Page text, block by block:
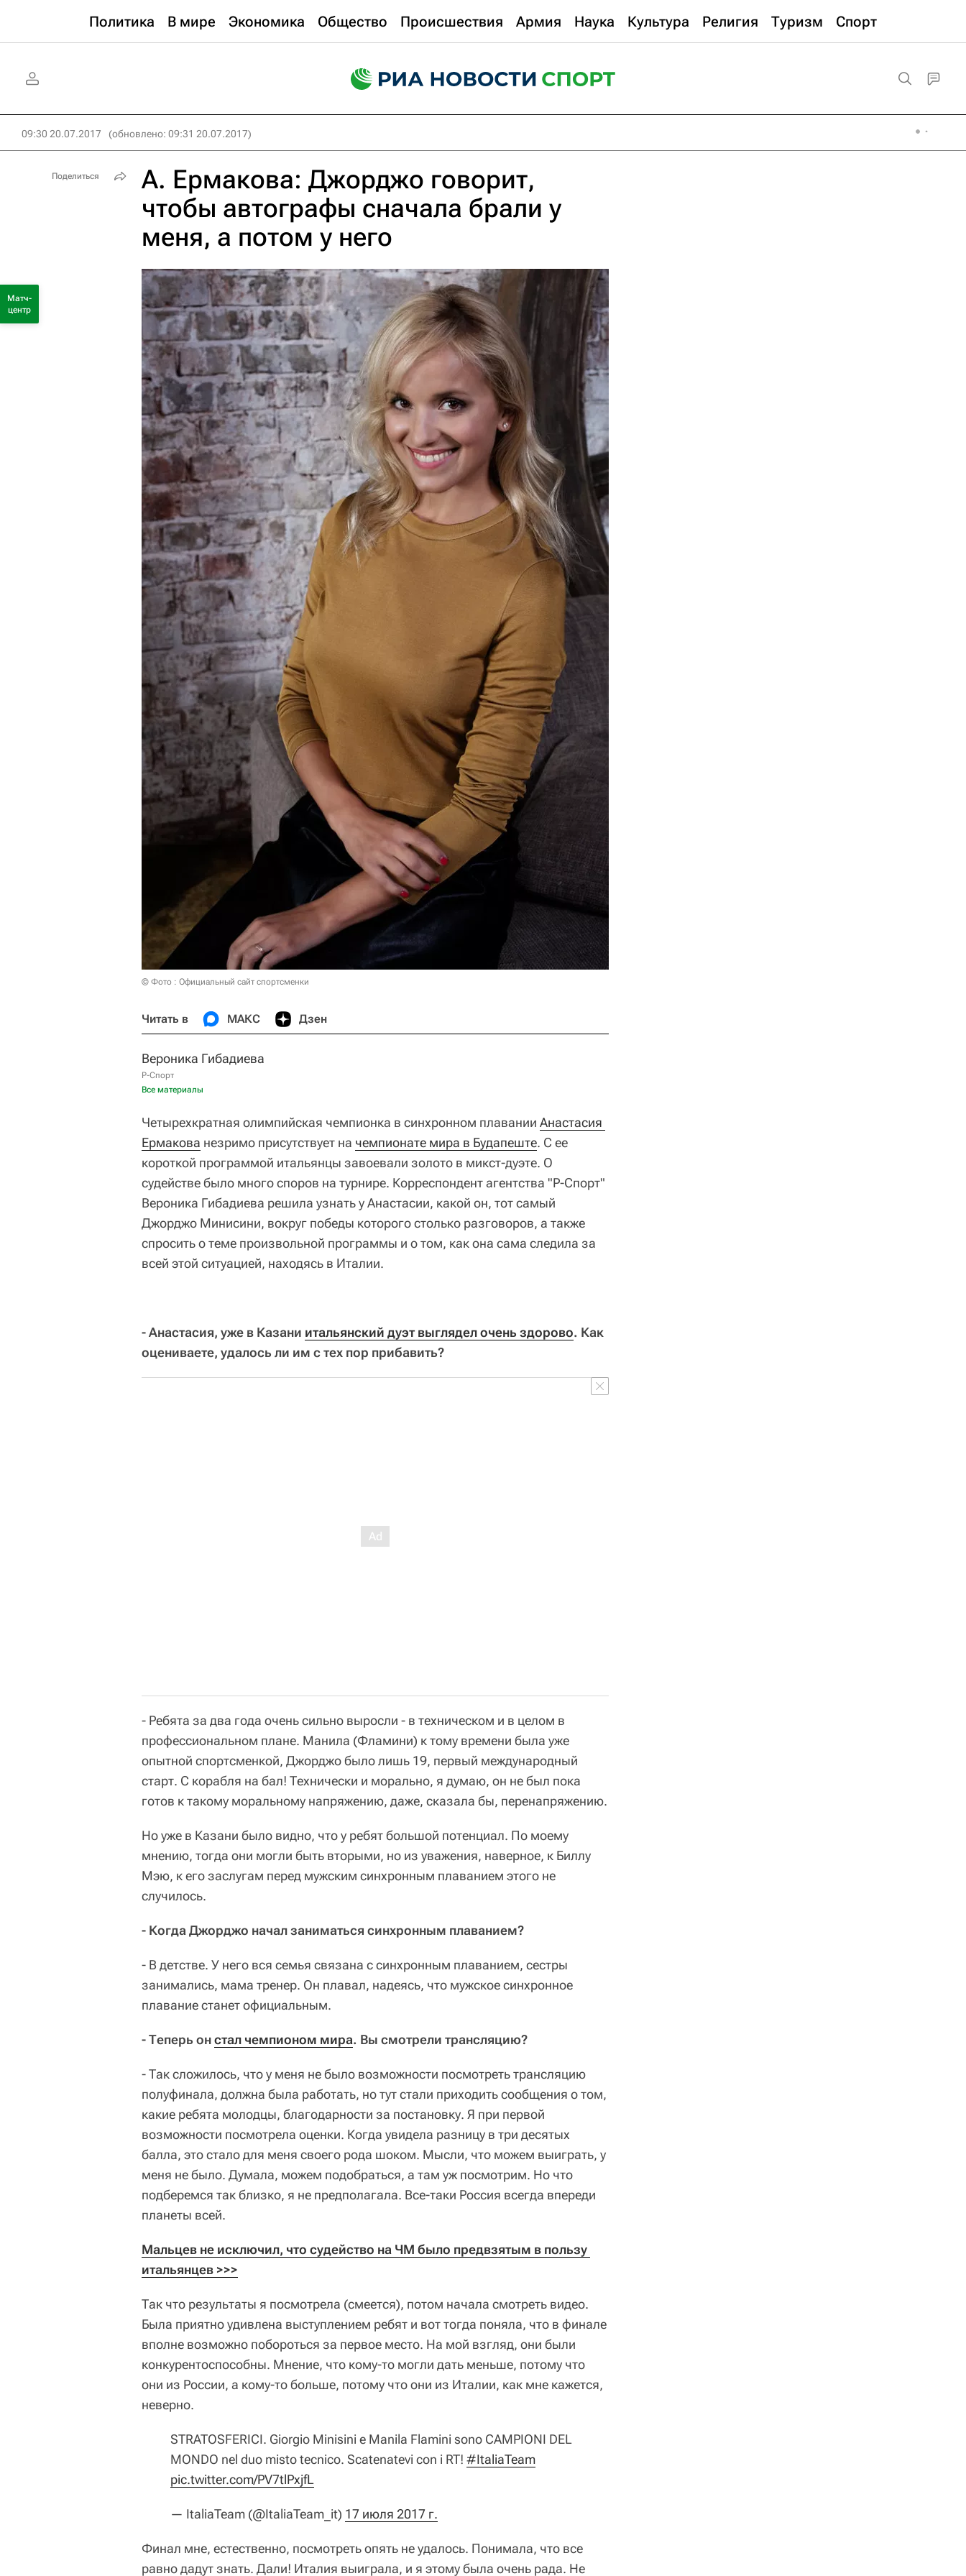
Политика В мире Экономика Общество Происшествия Армия Наука Культура Религия Туризм Спорт
09:30 20.07.2017 (обновлено: 09:31 20.07.2017)
А. Ермакова: Джорджо говорит,
чтобы автографы сначала брали у
меня, а потом у него
© Фото : Официальный сайт спортсменки
Читать в МАКС Дзен
Вероника Гибадиева
Р-Спорт
Все материалы
Четырехкратная олимпийская чемпионка в синхронном плавании Анастасия
Ермакова незримо присутствует на чемпионате мира в Будапеште. С ее
короткой программой итальянцы завоевали золото в микст-дуэте. О
судействе было много споров на турнире. Корреспондент агентства "Р-Спорт"
Вероника Гибадиева решила узнать у Анастасии, какой он, тот самый
Джорджо Минисини, вокруг победы которого столько разговоров, а также
спросить о теме произвольной программы и о том, как она сама следила за
всей этой ситуацией, находясь в Италии.
- Анастасия, уже в Казани итальянский дуэт выглядел очень здорово. Как
оцениваете, удалось ли им с тех пор прибавить?
- Ребята за два года очень сильно выросли - в техническом и в целом в
профессиональном плане. Манила (Фламини) к тому времени была уже
опытной спортсменкой, Джорджо было лишь 19, первый международный
старт. С корабля на бал! Технически и морально, я думаю, он не был пока
готов к такому моральному напряжению, даже, сказала бы, перенапряжению.
Но уже в Казани было видно, что у ребят большой потенциал. По моему
мнению, тогда они могли быть вторыми, но из уважения, наверное, к Биллу
Мэю, к его заслугам перед мужским синхронным плаванием этого не
случилось.
- Когда Джорджо начал заниматься синхронным плаванием?
- В детстве. У него вся семья связана с синхронным плаванием, сестры
занимались, мама тренер. Он плавал, надеясь, что мужское синхронное
плавание станет официальным.
- Теперь онстал чемпионом мира. Вы смотрели трансляцию?
- Так сложилось, что у меня не было возможности посмотреть трансляцию
полуфинала, должна была работать, но тут стали приходить сообщения о том,
какие ребята молодцы, благодарности за постановку. Я при первой
возможности посмотрела оценки. Когда увидела разницу в три десятых
балла, это стало для меня своего рода шоком. Мысли, что можем выиграть, у
меня не было. Думала, можем подобраться, а там уж посмотрим. Но что
подберемся так близко, я не предполагала. Все-таки Россия всегда впереди
планеты всей.
Мальцев не исключил, что судейство на ЧМ было предвзятым в пользу
итальянцев >>>
Так что результаты я посмотрела (смеется), потом начала смотреть видео.
Была приятно удивлена выступлением ребят и вот тогда поняла, что в финале
вполне возможно побороться за первое место. На мой взгляд, они были
конкурентоспособны. Мнение, что кому-то могли дать меньше, потому что
они из России, а кому-то больше, потому что они из Италии, как мне кажется,
неверно.
STRATOSFERICI. Giorgio Minisini e Manila Flamini sono CAMPIONI DEL
MONDO nel duo misto tecnico. Scatenatevi con i RT! #ItaliaTeam
pic.twitter.com/PV7tlPxjfL
— ItaliaTeam (@ItaliaTeam_it) 17 июля 2017 г.
Финал мне, естественно, посмотреть опять не удалось. Понимала, что все
равно дадут знать. Дали! Италия выиграла, и я этому была очень рада. Не
Поделиться
Матч-
центр